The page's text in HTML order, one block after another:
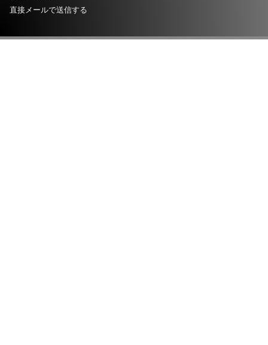
直接メールで送信する